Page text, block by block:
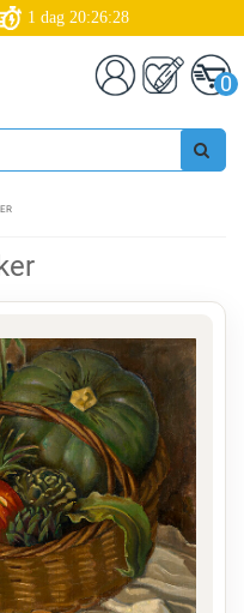
1 dag 20:26:27
0